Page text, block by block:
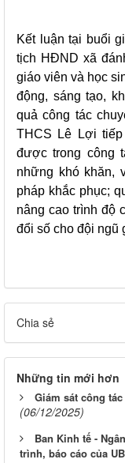
Kết luận tại buổi
tịch HĐND xã
giáo viên và học
động, sáng tạo,
quả công tác
THCS Lê Lợi
được trong công
những khó khăn,
pháp khắc phục;
nâng cao trình độ
đổi số cho đội ngũ
Chia sẻ
Những tin mới hơn
Giám sát công
(06/12/2025)
Ban Kinh tế -
trình, báo cáo của